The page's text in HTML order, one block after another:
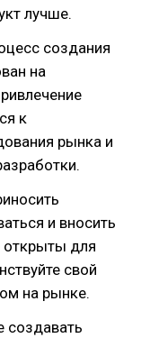
лучше.
создания
на
к
рынка и
и вносить
открыты для
свой
на рынке.
создавать